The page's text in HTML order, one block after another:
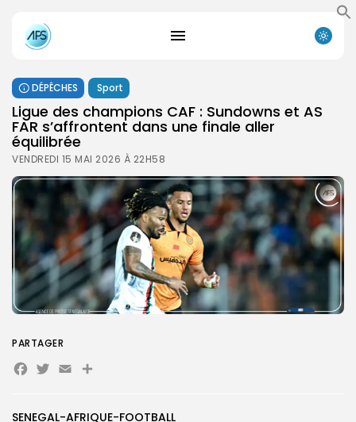
DÉPÊCHES Sport
Ligue des champions CAF : Sundowns et AS
FAR s’affrontent dans une finale aller
équilibrée
VENDREDI 15 MAI 2026 À 22H58
SENEGAL-AFRIQUE-FOOTBALL
PARTAGER
Facebook
Twitter
EmailPartager